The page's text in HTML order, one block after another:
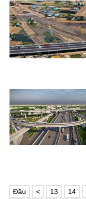
Ðầu < 13 14